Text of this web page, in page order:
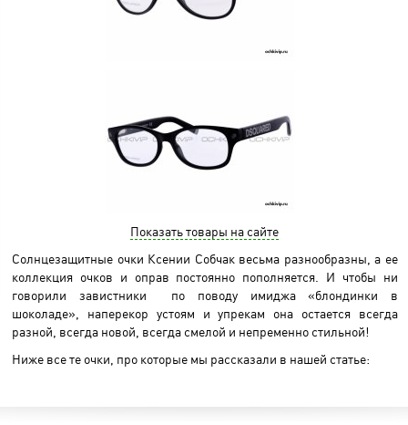
Показать товары на сайте
Солнцезащитные очки Ксении Собчак весьма разнообразны, а ее
коллекция очков и оправ постоянно пополняется. И чтобы ни
говорили завистники по поводу имиджа «блондинки в
шоколаде», наперекор устоям и упрекам она остается всегда
разной, всегда новой, всегда смелой и непременно стильной!
Ниже все те очки, про которые мы рассказали в нашей статье: